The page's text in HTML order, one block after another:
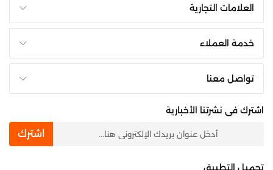
العلامات التجارية
خدمة العملاء
تواصل معنا
اشترك فى نشرتنا الأخبارية
اشترك
تحميل التطبيق